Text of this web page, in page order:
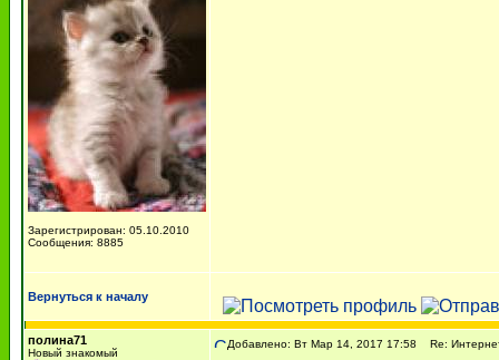
Зарегистрирован: 05.10.2010
Сообщения: 8885
Вернуться к началу
полина71
Новый знакомый
Добавлено: Вт Мар 14, 2017 17:58 Re: